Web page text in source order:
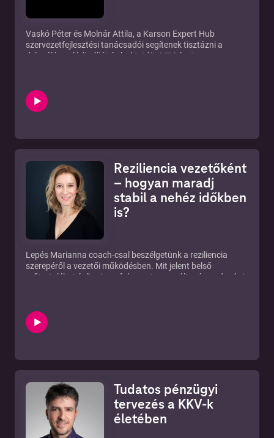
Vaskó Péter és Molnár Attila, a Karson Expert Hub
szervezetfejlesztési tanácsadói segítenek tisztázni a
delegálás valódi célját és buktatóit. Mit jelent az
Reziliencia vezetőként
– hogyan maradj
stabil a nehéz időkben
is?
Lepés Marianna coach-csal beszélgetünk a reziliencia
szerepéről a vezetői működésben. Mit jelent belső
erőtartalékot építeni egy folyamatosan változó gazdasági
Tudatos pénzügyi
tervezés a KKV-k
életében